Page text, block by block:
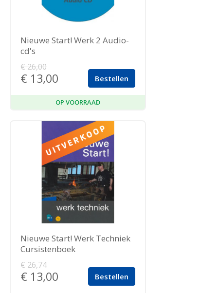
Nieuwe Start! Werk 2 Audio-
cd's
€26,00
€ 13,00 Bestellen
OP VOORRAAD
Nieuwe Start! Werk Techniek
Cursistenboek
€26,74
€ 13,00 Bestellen